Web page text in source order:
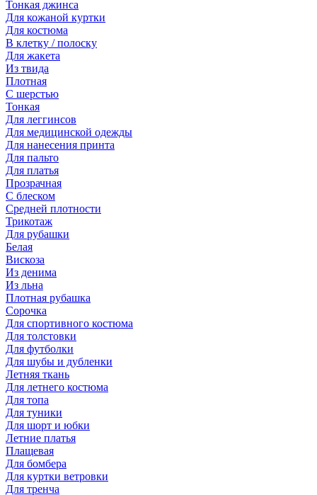
Тонкая джинса
Для кожаной куртки
Для костюма
В клетку / полоску
Для жакета
Из твида
Плотная
С шерстью
Тонкая
Для леггинсов
Для медицинской одежды
Для нанесения принта
Для пальто
Для платья
Прозрачная
С блеском
Средней плотности
Трикотаж
Для рубашки
Белая
Вискоза
Из денима
Из льна
Плотная рубашка
Сорочка
Для спортивного костюма
Для толстовки
Для футболки
Для шубы и дубленки
Летняя ткань
Для летнего костюма
Для топа
Для туники
Для шорт и юбки
Летние платья
Плащевая
Для бомбера
Для куртки ветровки
Для тренча